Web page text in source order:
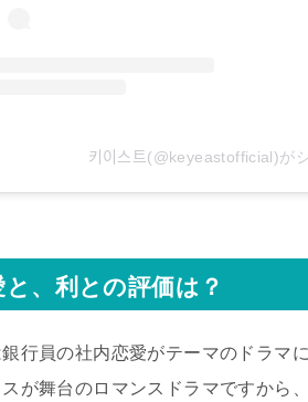
키이스트(@keyeastofficial)
と、利との評価は？
行員の社内恋愛がテーマのドラマ
が舞台のロマンスドラマですから